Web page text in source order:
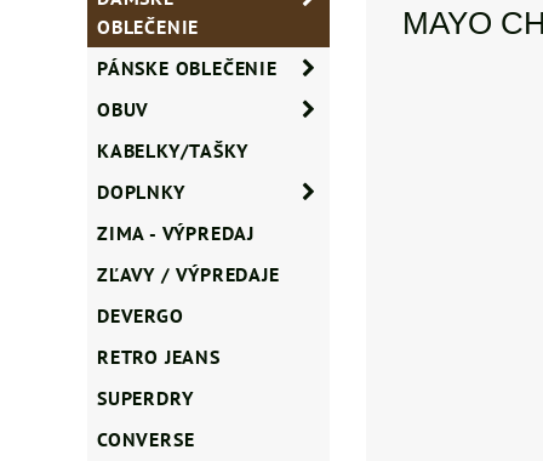
MAYO
OBLEČENIE
PÁNSKE OBLEČENIE
OBUV
KABELKY/TAŠKY
DOPLNKY
ZIMA - VÝPREDAJ
ZĽAVY / VÝPREDAJE
DEVERGO
RETRO JEANS
SUPERDRY
CONVERSE